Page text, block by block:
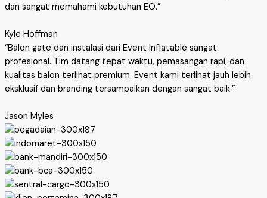
dan sangat memahami kebutuhan EO.”
Kyle Hoffman
“Balon gate dan instalasi dari Event Inflatable sangat
profesional. Tim datang tepat waktu, pemasangan rapi, dan
kualitas balon terlihat premium. Event kami terlihat jauh lebih
eksklusif dan branding tersampaikan dengan sangat baik.”
Jason Myles